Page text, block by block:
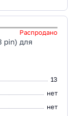
Распродано
pin) для
13
нет
нет